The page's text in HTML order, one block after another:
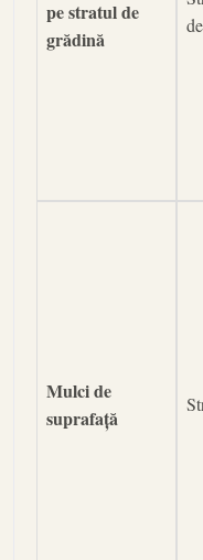
pe stratul de
grădină
Mulci de
suprafață